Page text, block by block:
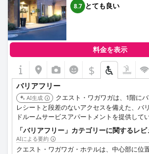
8.7 とても良い
料金を表示
$
バリアフリー
AI生成
クエスト・ワガワガは、1階に
レシートと段差のないアクセスを備えた、バ
ドルームサービスアパートメントを提供して
椅子利用者向けのティア2バリアフリー宿泊施
して認定されています。
「バリアフリー」カテゴリーに関するレ
AIによる要約
クエスト・ワガワガ・ホテルは、中心部に位